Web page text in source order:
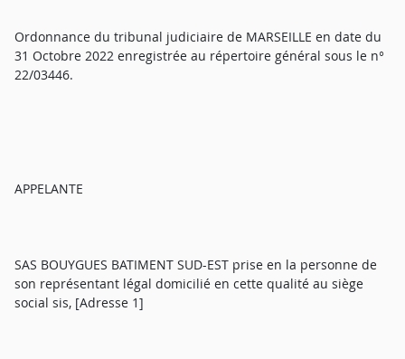
Ordonnance du tribunal judiciaire de MARSEILLE en date du
31 Octobre 2022 enregistrée au répertoire général sous le n°
22/03446.
APPELANTE
SAS BOUYGUES BATIMENT SUD-EST prise en la personne de
son représentant légal domicilié en cette qualité au siège
social sis, [Adresse 1]